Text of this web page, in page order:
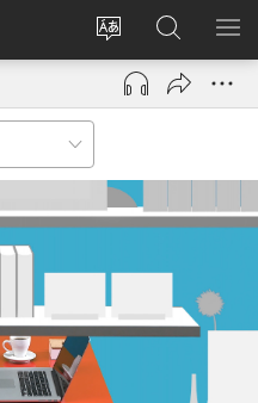
Changer
langue
Se
connecter
(ouvre
nouvelle
sur
JW.ORG